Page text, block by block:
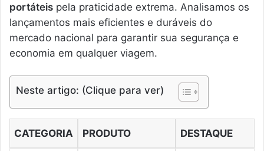
portáteis pela praticidade extrema. Analisamos os
lançamentos mais eficientes e duráveis do
mercado nacional para garantir sua segurança e
economia em qualquer viagem.
Neste artigo: (Clique para ver)
CATEGORIA PRODUTO DESTAQUE